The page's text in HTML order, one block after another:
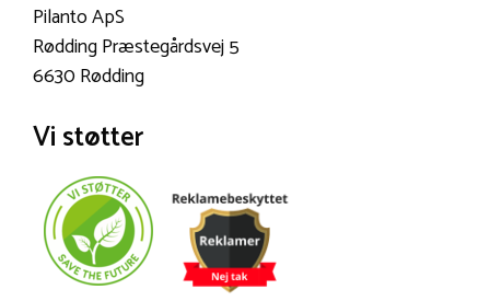
Pilanto ApS
Rødding Præstegårdsvej 5
6630 Rødding
Vi støtter